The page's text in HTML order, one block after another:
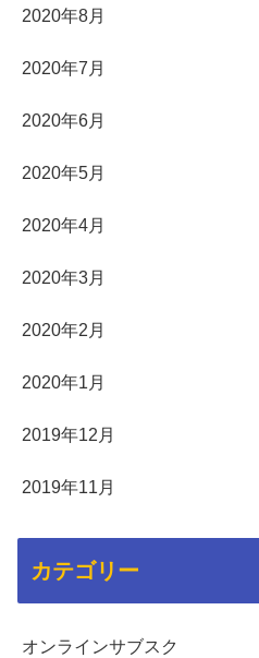
2020年8月
2020年7月
2020年6月
2020年5月
2020年4月
2020年3月
2020年2月
2020年1月
2019年12月
2019年11月
カテゴリー
オンラインサブスク